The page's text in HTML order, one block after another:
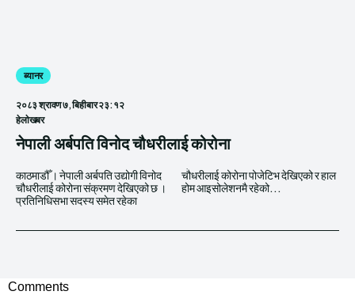
ब्यानर
२०८३ श्रावण ७, बिहीबार २३:१२
हेलाेखबर
नेपाली अर्बपति विनोद चौधरीलाई कोरोना
काठमाडौँ । नेपाली अर्बपति उद्योगी विनोद
चौधरीलाई कोरोना संक्रमण देखिएको छ ।
प्रतिनिधिसभा सदस्य समेत रहेका
चौधरीलाई कोरोना पोजेटिभ देखिएको र हाल
होम आइसोलेशनमै रहेको...
Comments